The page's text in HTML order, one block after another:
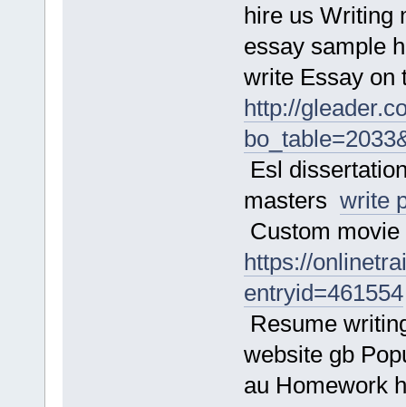
hire us Writing
essay sample
write Essay on
http://
Esl
masters write
Custom
https://
entryid=461554
Resume
website gb
au Homework